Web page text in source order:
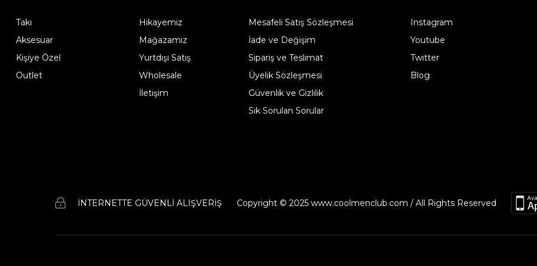
Takı
Aksesuar
Kişiye Özel
Outlet
Hikayemiz
Mağazamız
Yurtdışı Satış
Wholesale
İletişim
Mesafeli Satış Sözleşmesi
İade ve Değişim
Sipariş ve Teslimat
Üyelik Sözleşmesi
Güvenlik ve Gizlilik
Sık Sorulan Sorular
Instagram
Youtube
Twitter
Blog
İNTERNETTE GÜVENLİ ALIŞVERİŞ Copyright © 2025 www.coolmenclub.com / All Rights Reserved